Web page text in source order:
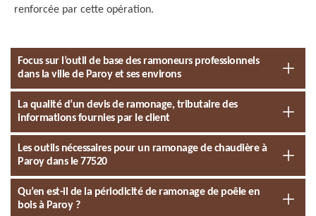
renforcée par cette opération.
Focus sur l’outil de base des ramoneurs professionnels
dans la ville de Paroy et ses environs
La qualité d’un devis de ramonage, tributaire des
informations fournies par le client
Les outils nécessaires pour un ramonage de chaudière à
Paroy dans le 77520
Qu’en est-il de la périodicité de ramonage de poêle en
bois à Paroy ?